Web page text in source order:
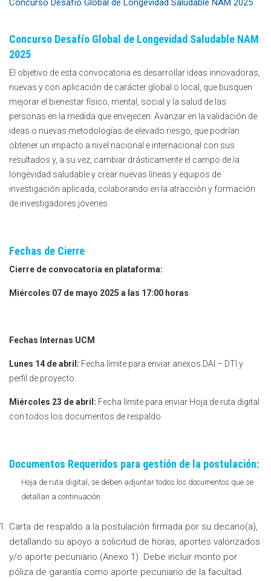
Concurso Desafío Global de Longevidad Saludable NAM 2025
Concurso Desafío Global de Longevidad Saludable NAM
2025
El objetivo de esta convocatoria es desarrollar ideas innovadoras,
nuevas y con aplicación de carácter global o local, que busquen
mejorar el bienestar físico, mental, social y la salud de las
personas en la medida que envejecen. Avanzar en la validación de
ideas o nuevas metodologías de elevado riesgo, que podrían
obtener un impacto a nivel nacional e internacional con sus
resultados y, a su vez, cambiar drásticamente el campo de la
longevidad saludable y crear nuevas líneas y equipos de
investigación aplicada, colaborando en la atracción y formación
de investigadores jóvenes
Fechas de Cierre
Cierre de convocatoria en plataforma:
Miércoles 07 de mayo 2025 a las 17:00 horas
Fechas Internas UCM
Lunes 14 de abril: Fecha límite para enviar anexos DAI – DTI y
perfil de proyecto.
Miércoles 23 de abril: Fecha límite para enviar Hoja de ruta digital
con todos los documentos de respaldo.
Documentos Requeridos para gestión de la postulación:
Hoja de ruta digital, se deben adjuntar todos los documentos que se
detallan a continuación:
Carta de respaldo a la postulación firmada por su decano(a),
detallando su apoyo a solicitud de horas, aportes valorizados
y/o aporte pecuniario (Anexo 1). Debe incluir monto por
póliza de garantía como aporte pecuniario de la facultad.